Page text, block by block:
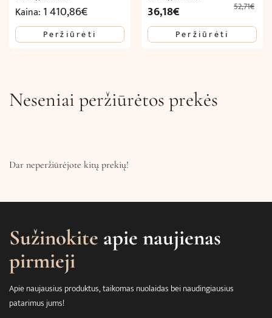
Kaina: 1 410,86€
Peržiūrėti
52,71€
Original
price
was:
36,18€
price
is:
Peržiūrėti
Neseniai peržiūrėtos prekės
Dar neperžiūrėjote kitų prekių!
Sužinokite apie naujienas
pirmieji
Apie naujausius produktus, taikomas nuolaidas bei naudingiausius
patarimus jums!